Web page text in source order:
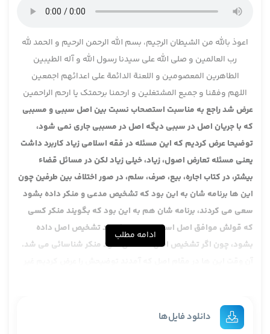
اعوذ بالله من الشیطان الرجیم، بسم الله الرحمن الرحیم و الحمد لله
رب العالمین و صلی الله علی سیدنا رسول الله و آله الطیبین
الطاهرین المعصومین و اللعنة الدائمة علی اعدائهم اجمعین
اللهم وفقنا و جمیع المشتغلین و ارحمنا برحمتک یا ارحم الراحمین
عرض شد راجع به مناسبت استصحاب نسبت بین اصل سببی و مسببی
که با جریان اصل در سببی دیگه اصل در مسببی جاری نمی شود،
توضیحا عرض کردیم که این مسئله در فقه اسلامی زیاد کاربرد داشت
یعنی مسئله تعارض اصول، زیاد، خیلی زیاد لکن در مسائل قضاء
بیشتر، در کتاب اجاره، بیع، صرف، سلم، در صور اختلاف بین طرفین چون
این ها برنامه شان به این بود که تشخیص مدعی و منکر داده بشود
سعی می کردند، برنامه شان هم به این بود که بگویند منکر کسی
که قولش موافق اصل است سعی می کردند تشخیص اصل داده
بشود، چون اگر تشخیص اصل داده می شود منکر شناسائی می شد.
و اگر این باشد اصالت فلان این لازمه را نفی می کند لذا خیلی از جاها
می آمدند می گفتند این اصل که می گوید این آقا موافقش است
ادامه مطلب
دانلود فایل‌ها